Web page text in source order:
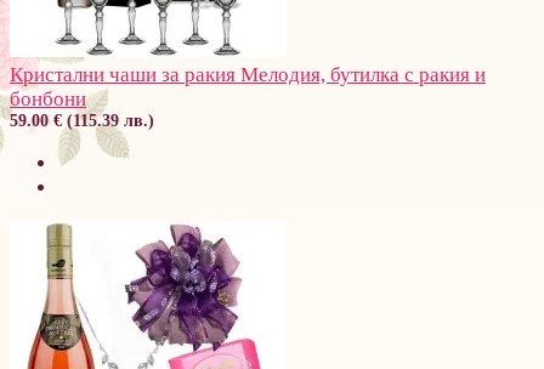
Кристални чаши за ракия Мелодия, бутилка с ракия и
бонбони
59.00 € (115.39 лв.)